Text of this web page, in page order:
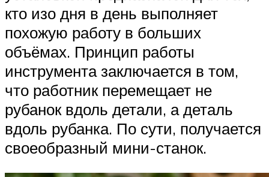
кто изо дня в день выполняет
похожую работу в больших
объёмах. Принцип работы
инструмента заключается в том,
что работник перемещает не
рубанок вдоль детали, а деталь
вдоль рубанка. По сути, получается
своеобразный мини-станок.